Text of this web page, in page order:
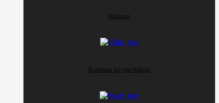
Katlanır
Kızartma koyma kağıdı